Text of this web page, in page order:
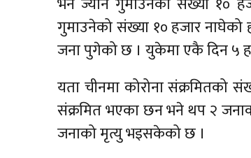
गुमाउनेको संख्या १० हजार नाघेको
जना पुगेको छ । युकेमा एकै दिन ५
यता चीनमा कोरोना संक्रमितको
संक्रमित भएका छन भने थप २
जनाको मृत्यु भइसकेको छ ।